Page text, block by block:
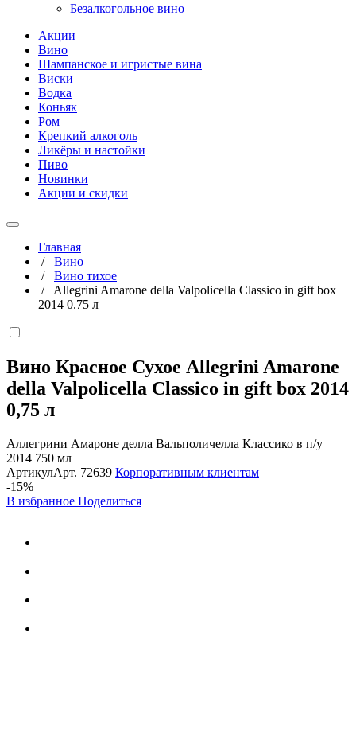
Безалкогольное вино
Акции
Вино
Шампанское и игристые вина
Виски
Водка
Коньяк
Ром
Крепкий алкоголь
Ликёры и настойки
Пиво
Новинки
Акции и скидки
Главная
/ Вино
/ Вино тихое
/ Allegrini Amarone della Valpolicella Classico in gift box
2014 0.75 л
Вино Красное Сухое Allegrini Amarone
della Valpolicella Classico in gift box 2014
0,75 л
Аллегрини Амароне делла Вальполичелла Классико в п/у
2014 750 мл
АртикулАрт. 72639 Корпоративным клиентам
-15%
В избранное Поделиться